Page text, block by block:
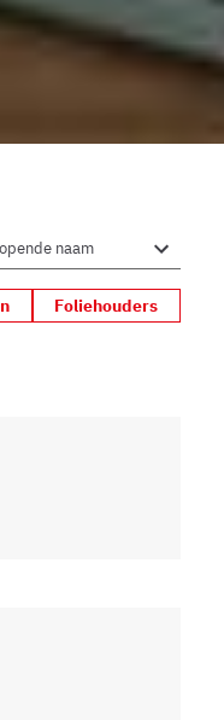
Foliehouders